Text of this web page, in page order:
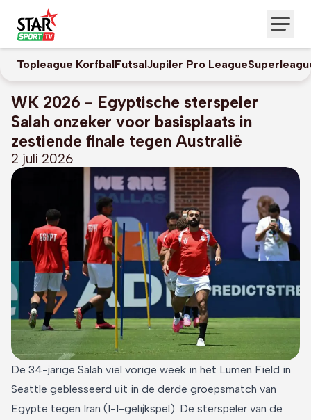
Topleague KorfbalFutsalJupiler Pro League
WK 2026 - Egyptische sterspeler
Salah onzeker voor basisplaats in
zestiende finale tegen Australië
2 juli 2026
De 34-jarige Salah viel vorige week in het Lumen Field in
Seattle geblesseerd uit in de derde groepsmatch van
Egypte tegen Iran (1-1-gelijkspel). De sterspeler van de